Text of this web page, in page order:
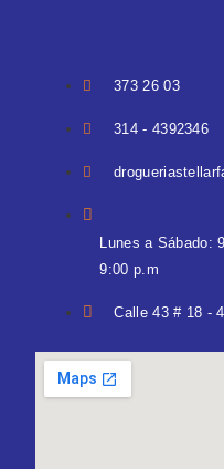
373 26 03
314 - 4392346
Lunes a Sábado:
9:00 p.m
Calle 43 # 18 -